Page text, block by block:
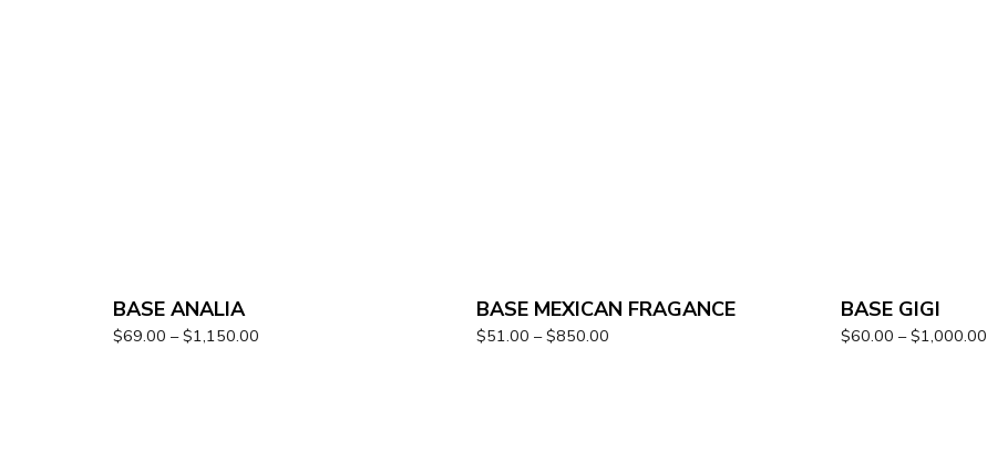
BASE ANALIA
$69.00 – $1,150.00
BASE MEXICAN FRAGANCE
$51.00 – $850.00
BASE GIGI
$60.00 – $1,000.00